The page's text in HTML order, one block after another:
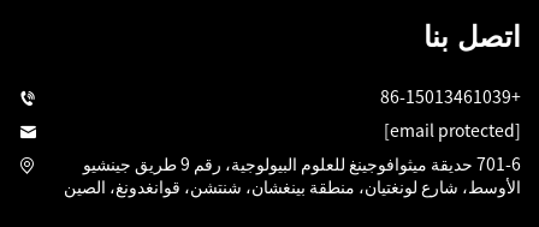
اتصل بنا
+86-15013461039
[email protected]
701-6 حديقة ميثوافوجينغ للعلوم البيولوجية، رقم 9 طريق جينشيو
الأوسط، شارع لونغتيان، منطقة بينغشان، شنتشن، قوانغدونغ، الصين